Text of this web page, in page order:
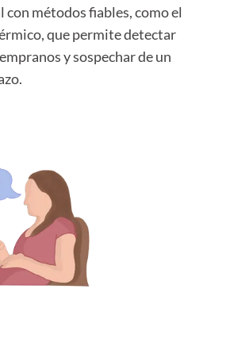
métodos fiables, como el
que permite detectar
y sospechar de un